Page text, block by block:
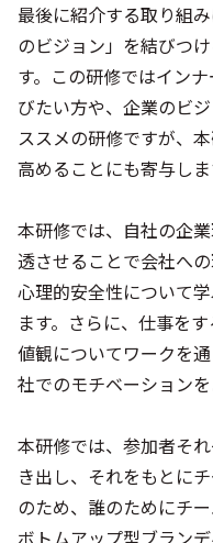
最後に紹介する取り組
のビジョン」を結びつ
す。この研修ではイン
びたい方や、企業のビ
ススメの研修ですが、
高めることにも寄与しま
本研修では、自社の企
透させることで会社へ
心理的安全性について
ます。さらに、仕事を
値観についてワークを
社でのモチベーション
本研修では、参加者そ
き出し、それをもとに
のため、誰のためにチ